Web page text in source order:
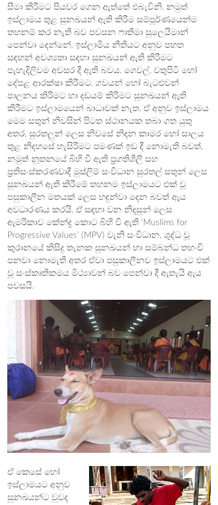
සීමා කිරීමට පියවර ගෙන ඇත්තේ එබැවිනි. නමුත්
ඉස්ලාමය තුළ සුනඛයන් ඇති කිරීම සම්පූර්ණයෙන්ම
තහනම් කර නැති බව පවසන ෆාතිමා සුලෙයිමාන්
පෙන්වා දෙන්නේ, ඉස්ලාමීය නීතියට අනුව පහත
සඳහන් අවශ්‍යතා සඳහා සුනඛයන් ඇති කිරීමට
පැහැදිලිවම අවසර දී ඇති බවය. ගෙවල්, වතුපිටි හෝ
දේපළ ආරක්ෂා කිරීමට, ගවයන් හෝ බැටළුවන්
පාලනය කිරීමට හා දඩයම් කිරීමට සුනඛයන් ඇති
කිරීමට ඉස්ලාමයෙන් බාධාවක් නැත. ඒ අනුව ඉස්ලාමය
මෙම සතුන් නිවසින් පිටත ස්ථානයක තබා ගත යුතු
අතර, සුරතලුන් ලෙස නිවසේ නිදන කාමර හෝ සාලය
තුළ නිදහසේ හැසිරීමට පමණක් ඉඩ දී නොමැති බවත්,
නමුත් නූතනයේ බිහි වී ඇති ප්‍රගතිශීලී සහ
ප්‍රතිසංස්කරණවාදී මුස්ලිම් සංවිධාන සුරතල් සතුන් ලෙස
සුනඛයන් ඇති කිරීමේ තහනම ඉස්ලාමයට එක් වූ
පසුකාලීන මතයක් ලෙස හඳුන්වා දෙන බවත් ඇය
අවධාරණය කරයි. ඒ සඳහා වන නිදසුන් ලෙස
ඇමරිකාව කේන්ද්‍ර කොට බිහි වී ඇති ‘Muslims for
Progressive Values’ (MPV) වැනි සංවිධාන, ශුද්ධ වූ
කුරානයේ කිසිදු තැනක සුනඛයන් හා සම්බන්ධ තහංචි
පනවා නොමැති අතර ඒවා පසුකාලීනව ඉස්ලාමයට එක්
වූ සංස්කෘතිකමය මිථ්‍යාවන් බව පෙන්වා දී ඇතැයි ඇය
පවසයි.
ඒ කෙසේ හෝ
ඉස්ලාමයට අනුව
සුනඛයන්ට වුවද